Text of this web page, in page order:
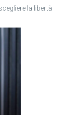
la libertà